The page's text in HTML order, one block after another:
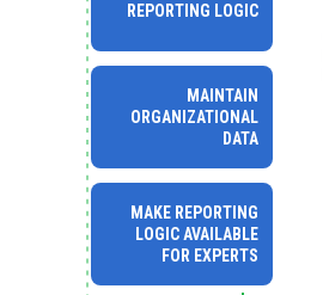
REPORTING LOGIC
MAINTAIN
ORGANIZATIONAL
DATA
MAKE REPORTING
LOGIC AVAILABLE
FOR EXPERTS